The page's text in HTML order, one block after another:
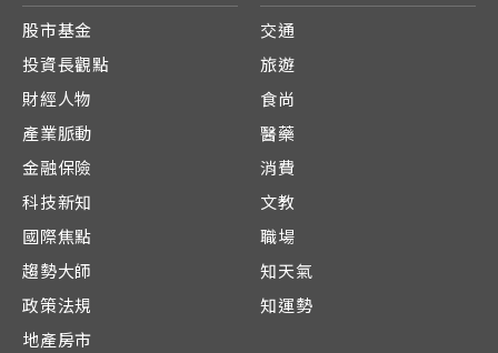
股市基金
投資長觀點
財經人物
產業脈動
金融保險
科技新知
國際焦點
趨勢大師
政策法規
地產房市
交通
旅遊
食尚
醫藥
消費
文教
職場
知天氣
知運勢